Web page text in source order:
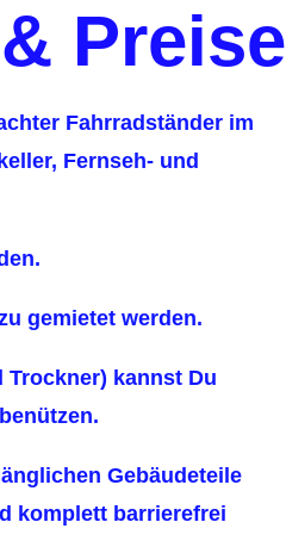
Preise
Fahrradständer im
Fernseh- und
gemietet werden.
kannst Du
Gebäudeteile
komplett barrierefrei